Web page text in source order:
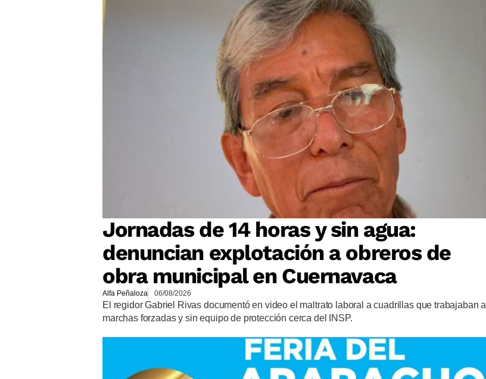
Jornadas de 14 horas y sin agua:
denuncian explotación a obreros de
obra municipal en Cuernavaca
Alfa Peñaloza 06/08/2026
El regidor Gabriel Rivas documentó en video el maltrato laboral a cuadrillas que trabajaban a
marchas forzadas y sin equipo de protección cerca del INSP.